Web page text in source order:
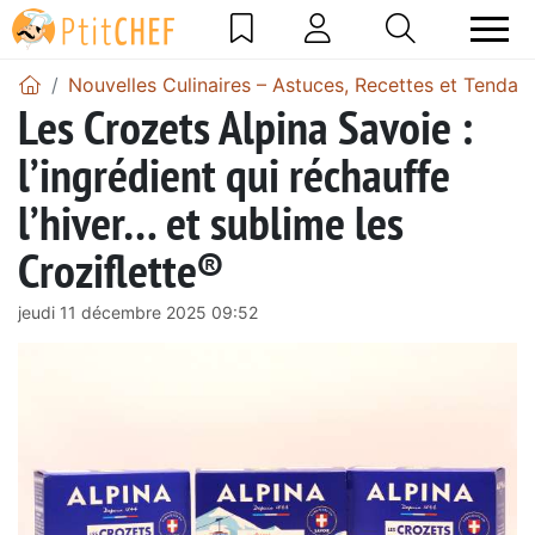
Nouvelles Culinaires – Astuces, Recettes et
Les Crozets Alpina Savoie :
l’ingrédient qui réchauffe
l’hiver… et sublime les
Croziflette®
jeudi 11 décembre 2025 09:52